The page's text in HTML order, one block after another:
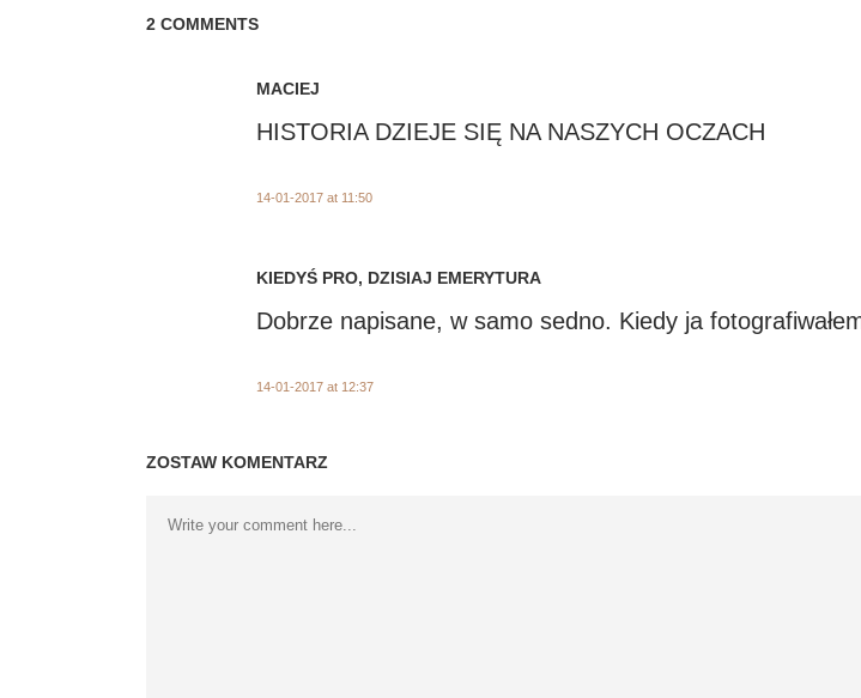
2 COMMENTS
MACIEJ
HISTORIA DZIEJE SIĘ NA NASZYCH OCZACH
14-01-2017 at 11:50
KIEDYŚ PRO, DZISIAJ EMERYTURA
Dobrze napisane, w samo sedno. Kiedy ja
14-01-2017 at 12:37
ZOSTAW KOMENTARZ